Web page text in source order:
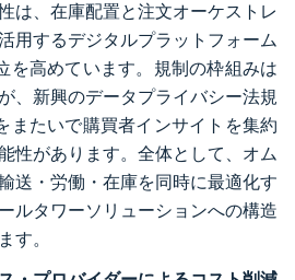
は、在庫配置と注文オーケストレ
用するデジタルプラットフォーム
を高めています。規制の枠組みは
、新興のデータプライバシー法規
またいで購買者インサイトを集約
性があります。全体として、オム
送・労働・在庫を同時に最適化す
ルタワーソリューションへの構造
す。